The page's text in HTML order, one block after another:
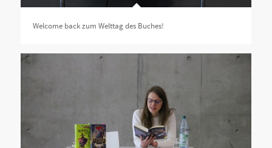
Welcome back zum Welttag des Buches!